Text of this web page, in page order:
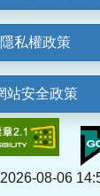
隱私權政策
站安全政策
08-06